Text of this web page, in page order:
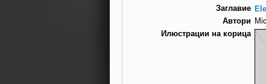
Заглавие
Автори
Илюстрации на корица